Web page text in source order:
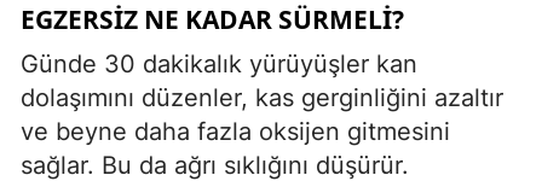
EGZERSIZ NE KADAR SÜRMELI?
Günde 30 dakikalık yürüyüşler kan
dolaşımını düzenler, kas gerginliğini azaltır
ve beyne daha fazla oksijen gitmesini
sağlar. Bu da ağrı sıklığını düşürür.